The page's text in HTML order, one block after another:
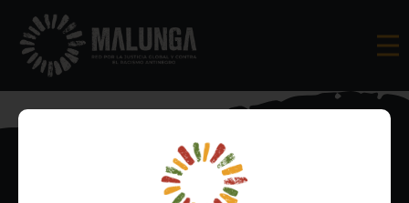
Inscríbete al boletín informativo